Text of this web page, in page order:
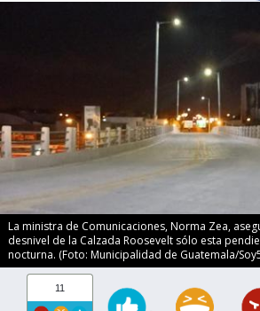
La ministra de Comunicaciones, Norma Zea,
desnivel de la Calzada Roosevelt sólo esta
nocturna. (Foto: Municipalidad de Guatemala/
11